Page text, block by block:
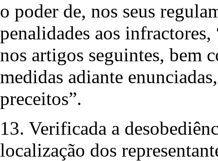
o poder de, nos seus
penalidades aos
nos artigos seguintes, bem
medidas adiante
preceitos”.
13. Verificada a
localização dos